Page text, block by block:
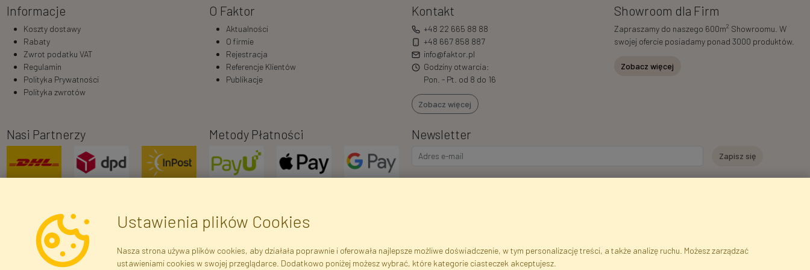
Informacje
Koszty dostawy
Rabaty
Zwrot podatku VAT
Regulamin
Polityka Prywatności
Polityka zwrotów
O Faktor
Aktualności
O firmie
Rejestracja
Referencje Klientów
Publikacje
Kontakt
+48 22 665 88 88
+48 667 858 887
info@faktor.pl
Godziny otwarcia:
Pon. - Pt. od 8 do 16
Zobacz więcej
Showroom dla Firm
Zapraszamy do naszego 600m2 Showroomu. W
swojej ofercie posiadamy ponad 3000 produktów.
Zobacz więcej
Nasi Partnerzy Metody Płatności Newsletter
Ustawienia plików Cookies
Nasza strona używa plików cookies, aby działała poprawnie i oferowała najlepsze możliwe doświadczenie, w tym personalizację treści, a także analizę ruchu. Możesz zarządzać
ustawieniami cookies w swojej przeglądarce. Dodatkowo poniżej możesz wybrać, które kategorie ciasteczek akceptujesz.